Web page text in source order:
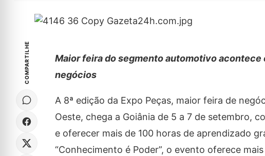
COMPARTILHE
Maior feira do segmento automotivo acontece
negócios
A 8ª edição da Expo Peças, maior feira de
Oeste, chega a Goiânia de 5 a 7 de setembro,
e oferecer mais de 100 horas de aprendizado
“Conhecimento é Poder”, o evento oferece